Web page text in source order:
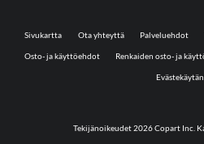
Tekijänoikeudet 2026 Copart Inc.
Sivukartta Ota yhteyttä Palveluehdot
Osto- ja käyttöehdot Renkaiden osto- ja